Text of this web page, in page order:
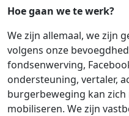
Hoe gaan we te werk?
We zijn allemaal, we zijn
volgens onze
fondsenwerving,
ondersteuning, vertaler,
burgerbeweging kan
mobiliseren. We zijn